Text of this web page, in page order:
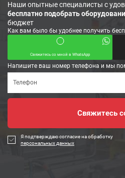
Наши опытные специалисты с
бесплатно подобрать
бюджет
Как вам было бы удобнее получить
Свяжитесь со мной в WhatsApp
Напишите ваш номер телефона и мы
Я подтверждаю согласие на обработку
персональных данных